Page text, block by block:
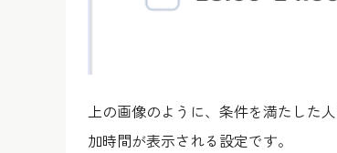
上の画像のように、条件を満たした
加時間が表示される設定です。